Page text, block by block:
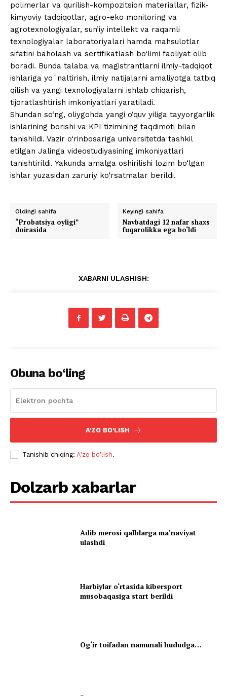
polimerlar va qurilish-kompozitsion materiallar, fizik-
kimyoviy tadqiqotlar, agro-eko monitoring va
agrotexnologiyalar, sun’iy intellekt va raqamli
texnologiyalar laboratoriyalari hamda mahsulotlar
sifatini baholash va sertifikatlash bo‘limi faoliyat olib
boradi. Bunda talaba va magistrantlarni ilmiy-tadqiqot
ishlariga yoʻnaltirish, ilmiy natijalarni amaliyotga tatbiq
qilish va yangi texnologiyalarni ishlab chiqarish,
tijoratlashtirish imkoniyatlari yaratiladi.
Shundan so‘ng, oliygohda yangi o‘quv yiliga tayyorgarlik
ishlarining borishi va KPI tizimining taqdimoti bilan
tanishildi. Vazir o‘rinbosariga universitetda tashkil
etilgan Jalinga videostudiyasining imkoniyatlari
tanishtirildi. Yakunda amalga oshirilishi lozim bo‘lgan
ishlar yuzasidan zaruriy ko‘rsatmalar berildi.
Oldingi sahifa
“Probatsiya oyligi”
doirasida
Keyingi sahifa
Navbatdagi 12 nafar shaxs
fuqarolikka ega bo‘ldi
XABARNI ULASHISH:
Obuna bo‘ling
A'ZO BO'LISH
Tanishib chiqing: A'zo bo'lish.
Dolzarb xabarlar
Adib merosi qalblarga maʼnaviyat
ulashdi
Harbiylar o‘rtasida kibersport
musobaqasiga start berildi
Og‘ir toifadan namunali hududga…